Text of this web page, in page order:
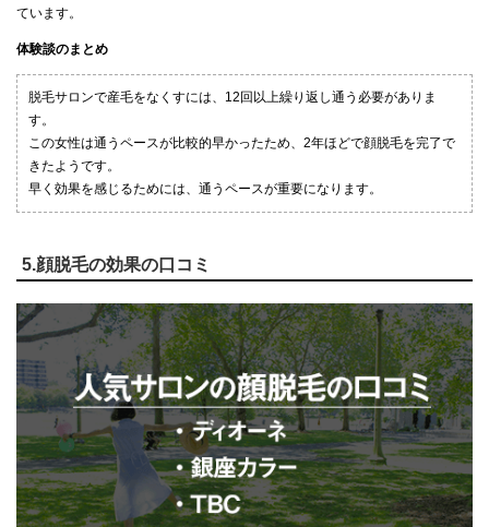
ています。
体験談のまとめ
脱毛サロンで産毛をなくすには、12回以上繰り返し通う必要がありま
す。
この女性は通うペースが比較的早かったため、2年ほどで顔脱毛を完了で
きたようです。
早く効果を感じるためには、通うペースが重要になります。
5.顔脱毛の効果の口コミ